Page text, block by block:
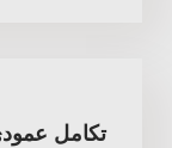
تكامل